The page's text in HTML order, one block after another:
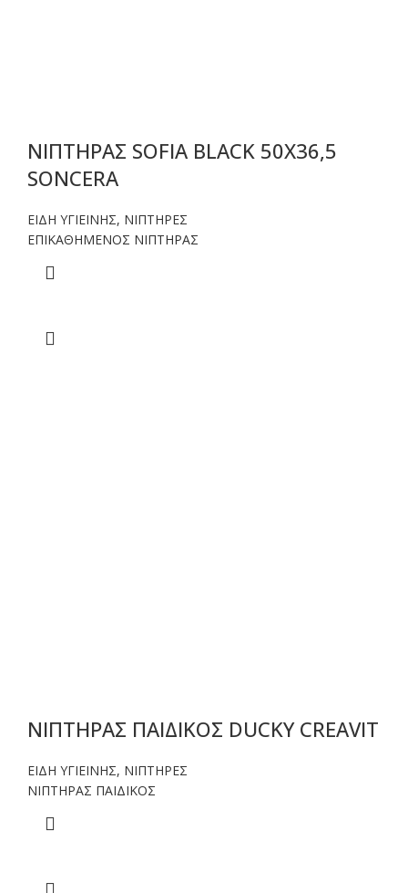
ΝΙΠΤΗΡΑΣ SOFIA BLACK 50X36,5
SONCERA
ΕΙΔΗ ΥΓΙΕΙΝΗΣ, ΝΙΠΤΗΡΕΣ
ΕΠΙΚΑΘΗΜΕΝΟΣ ΝΙΠΤΗΡΑΣ
ΝΙΠΤΗΡΑΣ ΠΑΙΔΙΚΟΣ DUCKY CREAVIT
ΕΙΔΗ ΥΓΙΕΙΝΗΣ, ΝΙΠΤΗΡΕΣ
ΝΙΠΤΗΡΑΣ ΠΑΙΔΙΚΟΣ